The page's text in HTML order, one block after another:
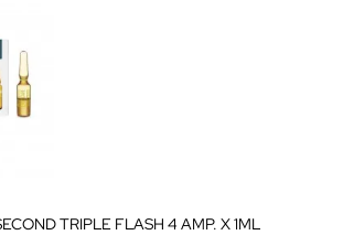
TRIPLE FLASH 4 AMP. X 1ML